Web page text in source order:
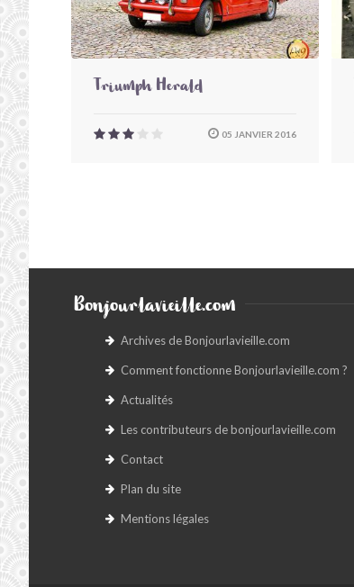
Triumph Herald
05 JANVIER 2016
Bonjourlavieille.com
Archives de Bonjourlavieille.com
Comment fonctionne Bonjourlavieille.com ?
Actualités
Les contributeurs de bonjourlavieille.com
Contact
Plan du site
Mentions légales